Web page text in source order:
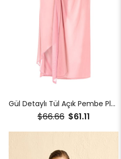
Gül Detaylı Tül Açık Pembe Plaj Etek
$61.11
$66.66